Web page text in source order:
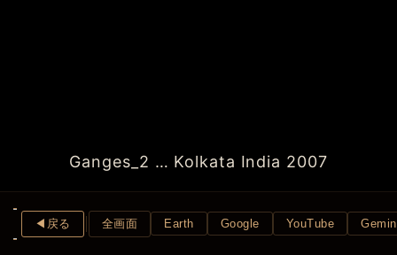
Ganges_2 … Kolkata India 2007
◀︎戻る 全画面 Earth Google YouTube